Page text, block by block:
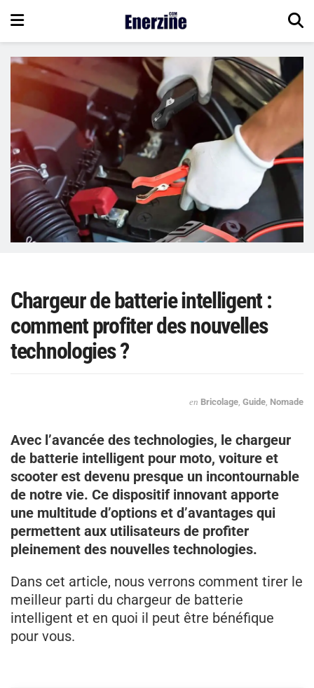
Chargeur de batterie intelligent :
comment profiter des nouvelles
technologies ?
en Bricolage Guide Nomade
Avec l’avancée des technologies, le chargeur
de batterie intelligent pour moto, voiture et
scooter est devenu presque un incontournable
de notre vie. Ce dispositif innovant apporte
une multitude d’options et d’avantages qui
permettent aux utilisateurs de profiter
pleinement des nouvelles technologies.
Dans cet article, nous verrons comment tirer le
meilleur parti du chargeur de batterie
intelligent et en quoi il peut être bénéfique
pour vous.